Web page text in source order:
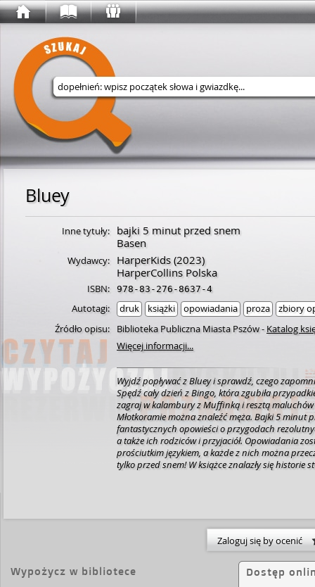
Wyszukaj w serwisie
Bluey
Inne tytuły:
bajki 5 minut przed snem
Basen
Wydawcy: HarperKids(2023)
HarperCollins Polska
ISBN: 978-83-276-8637-4
Autotagi: druk książki opowiadania proza
zbiory
Źródło opisu:
Biblioteka Publiczna Miasta Pszów- Katalog
Więcej informacji...
Wyjdź popływać z Bluey i sprawdź, czego
Spędź cały dzień z Bingo, która zgubiła
zagraj w kalambury z Muffinką i resztą maluchów
Młotkoramie można znaleźć męża. Bajki 5 minut
fantastycznych opowieści o przygodach
a także ich rodziców i przyjaciół. Opowiadania
prościutkim językiem, a każde z nich można
tylko przed snem! W książce znalazły się historie stworzone na podstawie
Zaloguj się by ocenić
Wypożycz w bibliotece Dostęp